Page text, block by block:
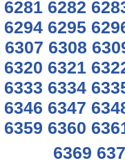
6281 6282
6294 6295
6307 6308
6320 6321
6333 6334
6346 6347
6359 6360
6369